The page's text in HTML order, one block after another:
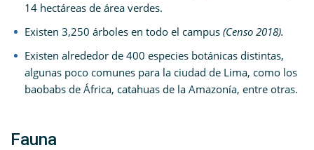
14 hectáreas de área verdes.
Existen 3,250 árboles en todo el campus (Censo 2018).
Existen alrededor de 400 especies botánicas distintas,
algunas poco comunes para la ciudad de Lima, como los
baobabs de África, catahuas de la Amazonía, entre otras.
Fauna